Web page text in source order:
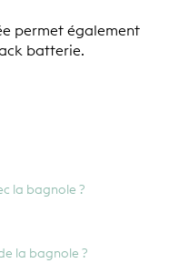
permet également
batterie.
la bagnole ?
la bagnole ?